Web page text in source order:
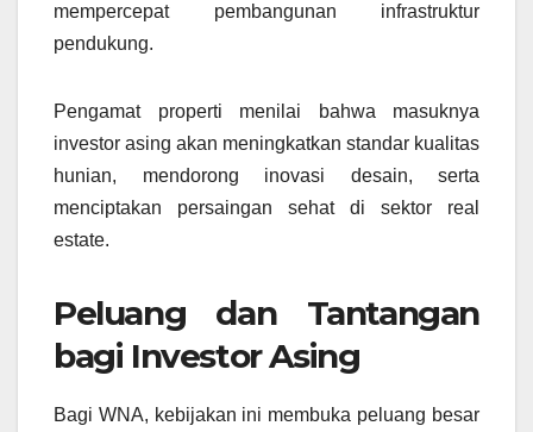
mempercepat pembangunan infrastruktur
pendukung.
Pengamat properti menilai bahwa masuknya
investor asing akan meningkatkan standar kualitas
hunian, mendorong inovasi desain, serta
menciptakan persaingan sehat di sektor real
estate.
Peluang dan Tantangan
bagi Investor Asing
Bagi WNA, kebijakan ini membuka peluang besar